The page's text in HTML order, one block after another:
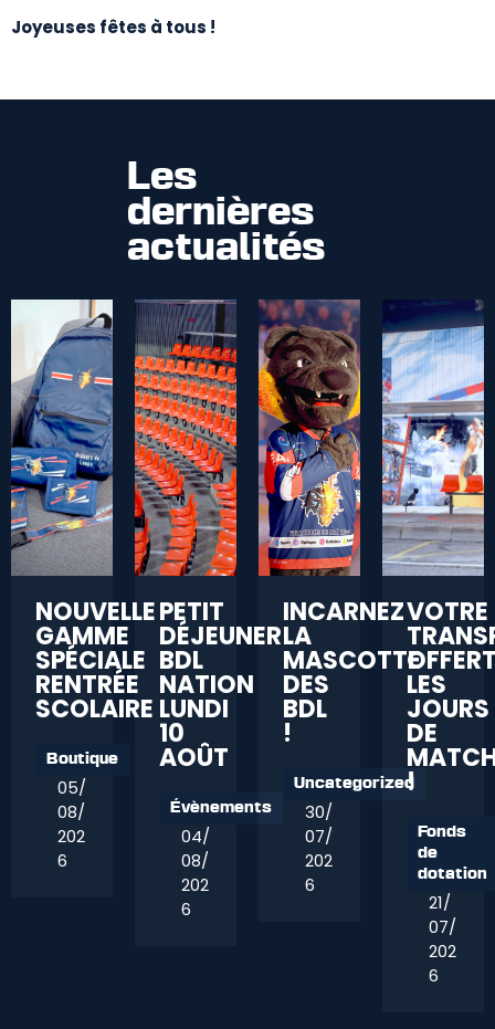
Joyeuses fêtes à tous !
Les
dernières
actualités
NOUVELLE
GAMME
SPÉCIALE
RENTRÉE
SCOLAIRE
Boutique
05/
08/
202
6
PETIT
DÉJEUNER
BDL
NATION
LUNDI
10
AOÛT
Évènements
04/
08/
202
6
INCARNEZ
LA
MASCOTTE
DES
BDL
!
Uncategorized
30/
07/
202
6
VOTRE
LES
JOURS
DE
!
Fonds
de
dotation
21/
07/
202
6